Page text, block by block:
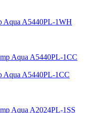
Aqua A5440PL-1WH
Aqua A5440PL-1CC